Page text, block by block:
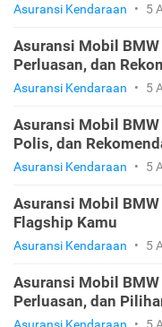
Asuransi Kendaraan • 5
Asuransi Mobil
Perluasan, dan
Asuransi Kendaraan • 5
Asuransi Mobil
Polis, dan
Asuransi Kendaraan • 5
Asuransi Mobil
Flagship Kamu
Asuransi Kendaraan • 5
Asuransi Mobil
Perluasan, dan
Asuransi Kendaraan • 5